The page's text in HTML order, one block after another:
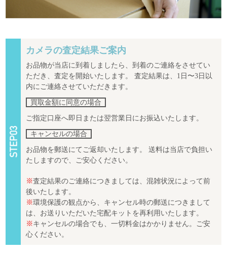
カメラの査定結果ご案内
お品物が当店に到着しましたら、到着のご連絡をさせてい
ただき、査定を開始いたします。 査定結果は、1日〜3日以
内にご連絡させていただきます。
買取金額に同意の場合
ご指定口座へ即日または翌営業日にお振込いたします。
キャンセルの場合
お品物を郵送にてご返却いたします。 送料は当店で負担い
たしますので、ご安心ください。
※査定結果のご連絡につきましては、混雑状況によって前
後いたします。
※環境保護の観点から、キャンセル時の郵送につきまして
は、お送りいただいた宅配キットを再利用いたします。
※キャンセルの場合でも、一切料金はかかりません。ご安
心ください。